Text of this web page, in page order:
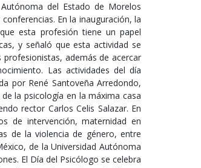
del Estado de Morelos
En la inauguración, la
esta profesión tiene un papel
y señaló que esta actividad se
además de acercar
Las actividades del día
por René Santoveña Arredondo,
la psicología en la máxima casa
rector Carlos Celis Salazar. En
de intervención, maternidad en
de la violencia de género, entre
de la Universidad Autónoma
El Día del Psicólogo se celebra